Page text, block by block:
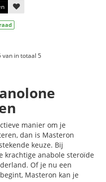
van in totaal 5
manier om je
dan is Masteron
keuze. Bij
krachtige anabole steroïde
Of je nu een
Masteron kan je